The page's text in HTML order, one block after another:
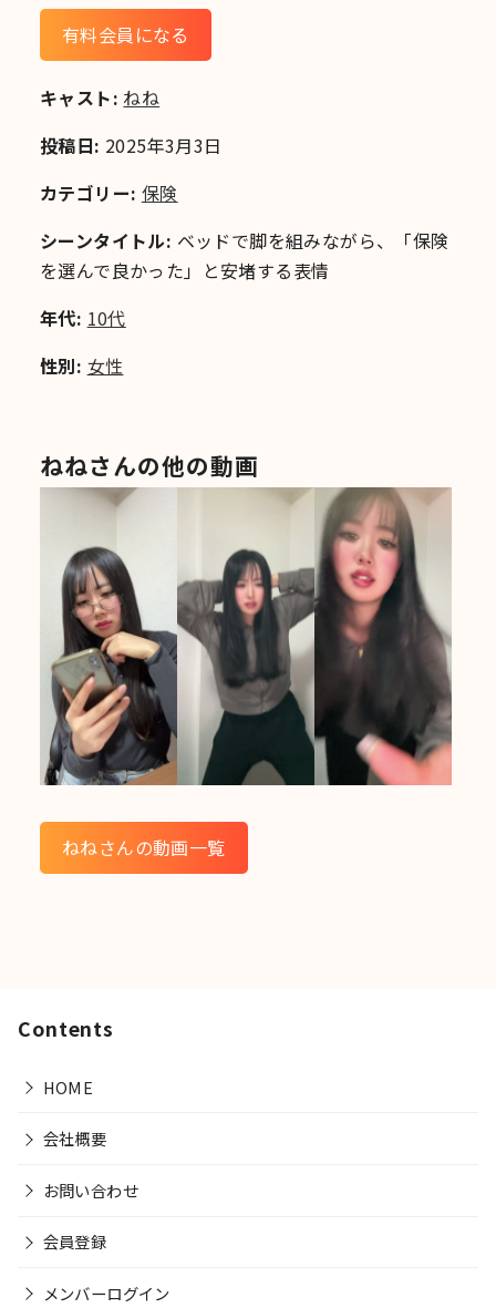
有料会員になる
キャスト: ねね
投稿日: 2025年3月3日
カテゴリー: 保険
シーンタイトル: ベッドで脚を組みながら、「保険
を選んで良かった」と安堵する表情
年代: 10代
性別: 女性
ねねさんの他の動画
ねねさんの動画一覧
Contents
HOME
会社概要
お問い合わせ
会員登録
メンバーログイン